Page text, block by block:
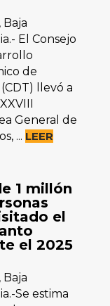
Baja
El Consejo
de
llevó a
General de
... LEER
1 millón
el
el 2025
Baja
Se estima